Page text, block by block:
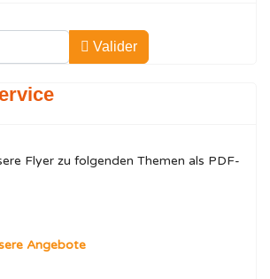
Valider
Flyer zu folgenden Themen als PDF-
Angebote